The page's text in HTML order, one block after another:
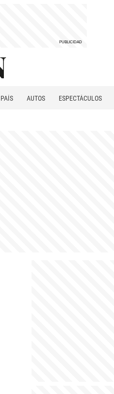
PAÍS AUTOS
ESPECTÁCULOS